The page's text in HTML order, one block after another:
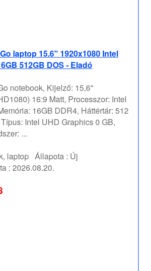
laptop 15.6" 1920x1080 Intel
512GB DOS - Eladó
notebook, Kijelző: 15,6"
16:9 Matt, Processzor: Intel
16GB DDR4, Háttértár: 512
Intel UHD Graphics 0 GB,
...
laptop Állapota : Új
:2026.08.20.